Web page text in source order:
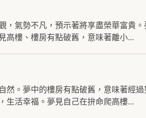
氣勢不凡，預示著將享盡榮華富貴。
高樓、樓房有點破舊，意味著離小...
。夢中的樓房有點破舊，意味著經
生活幸福。夢見自己在拚命爬高樓...